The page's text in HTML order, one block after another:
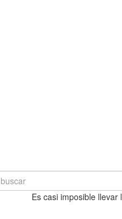
Es casi imposible